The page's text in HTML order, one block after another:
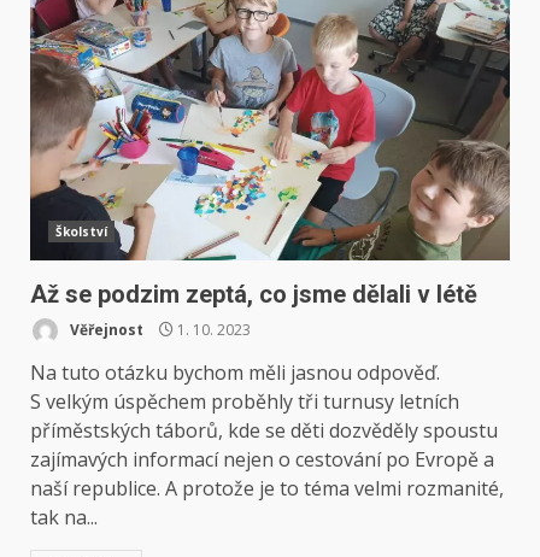
Školství
Až se podzim zeptá, co jsme dělali v létě
Věřejnost 1. 10. 2023
Na tuto otázku bychom měli jasnou odpověď.
S velkým úspěchem proběhly tři turnusy letních
příměstských táborů, kde se děti dozvěděly spoustu
zajímavých informací nejen o cestování po Evropě a
naší republice. A protože je to téma velmi rozmanité,
tak na...